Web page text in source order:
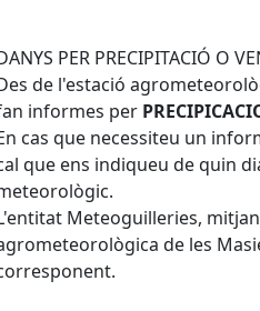
PER PRECIPITACIÓ O
de l'estació
informes per
cas que necessiteu un
que ens indiqueu de quin
Meteoguilleries,
de les